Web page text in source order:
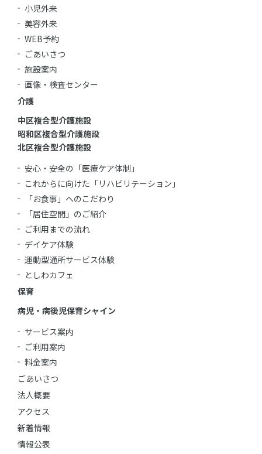
小児外来
美容外来
WEB予約
ごあいさつ
施設案内
画像・検査センター
介護
中区複合型介護施設
昭和区複合型介護施設
北区複合型介護施設
安心・安全の「医療ケア体制」
これからに向けた「リハビリテーション」
「お食事」へのこだわり
「居住空間」のご紹介
ご利用までの流れ
デイケア体験
運動型通所サービス体験
としわカフェ
保育
病児・病後児保育シャイン
サービス案内
ご利用案内
料金案内
ごあいさつ
法人概要
アクセス
新着情報
情報公表